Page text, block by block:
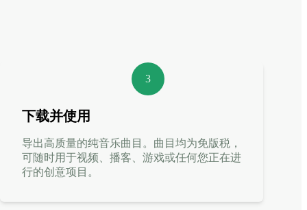
3
下载并使用
导出高质量的纯音乐曲目。曲目均为免版税，
可随时用于视频、播客、游戏或任何您正在进
行的创意项目。